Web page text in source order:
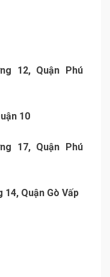
12, Quận Phú
10
17, Quận Phú
Quận Gò Vấp